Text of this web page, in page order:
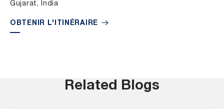
Gujarat, India
OBTENIR L'ITINÉRAIRE
Related Blogs